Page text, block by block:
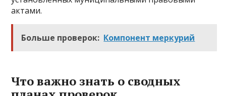
актами.
Больше проверок: Компонент меркурий
Что важно знать о сводных